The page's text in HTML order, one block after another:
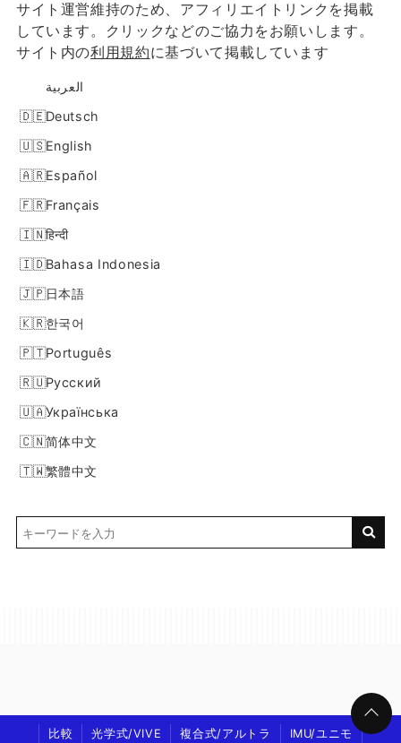
サイト運営維持のため、アフィリエイトリンクを掲載
しています。クリックなどのご協力をお願いします。
サイト内の利用規約に基づいて掲載しています
العربية
Deutsch
English
Español
Français
हिन्दी
Bahasa Indonesia
日本語
한국어
Português
Русский
Українська
简体中文
繁體中文
比較 光学式/VIVE 複合式/アルトラ IMU/ユニモ